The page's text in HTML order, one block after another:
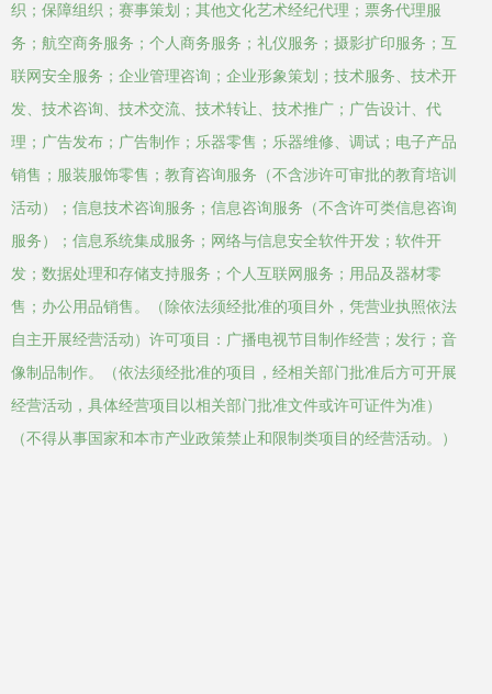
织；保障组织；赛事策划；其他文化艺术经纪代理；票务代理服
务；航空商务服务；个人商务服务；礼仪服务；摄影扩印服务；互
联网安全服务；企业管理咨询；企业形象策划；技术服务、技术开
发、技术咨询、技术交流、技术转让、技术推广；广告设计、代
理；广告发布；广告制作；乐器零售；乐器维修、调试；电子产品
销售；服装服饰零售；教育咨询服务（不含涉许可审批的教育培训
活动）；信息技术咨询服务；信息咨询服务（不含许可类信息咨询
服务）；信息系统集成服务；网络与信息安全软件开发；软件开
发；数据处理和存储支持服务；个人互联网服务；用品及器材零
售；办公用品销售。（除依法须经批准的项目外，凭营业执照依法
自主开展经营活动）许可项目：广播电视节目制作经营；发行；音
像制品制作。（依法须经批准的项目，经相关部门批准后方可开展
经营活动，具体经营项目以相关部门批准文件或许可证件为准）
（不得从事国家和本市产业政策禁止和限制类项目的经营活动。）